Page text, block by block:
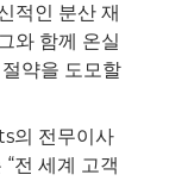
적인 분산 재
와 함께 온실
약을 도모할
전무이사
전 세계 고객